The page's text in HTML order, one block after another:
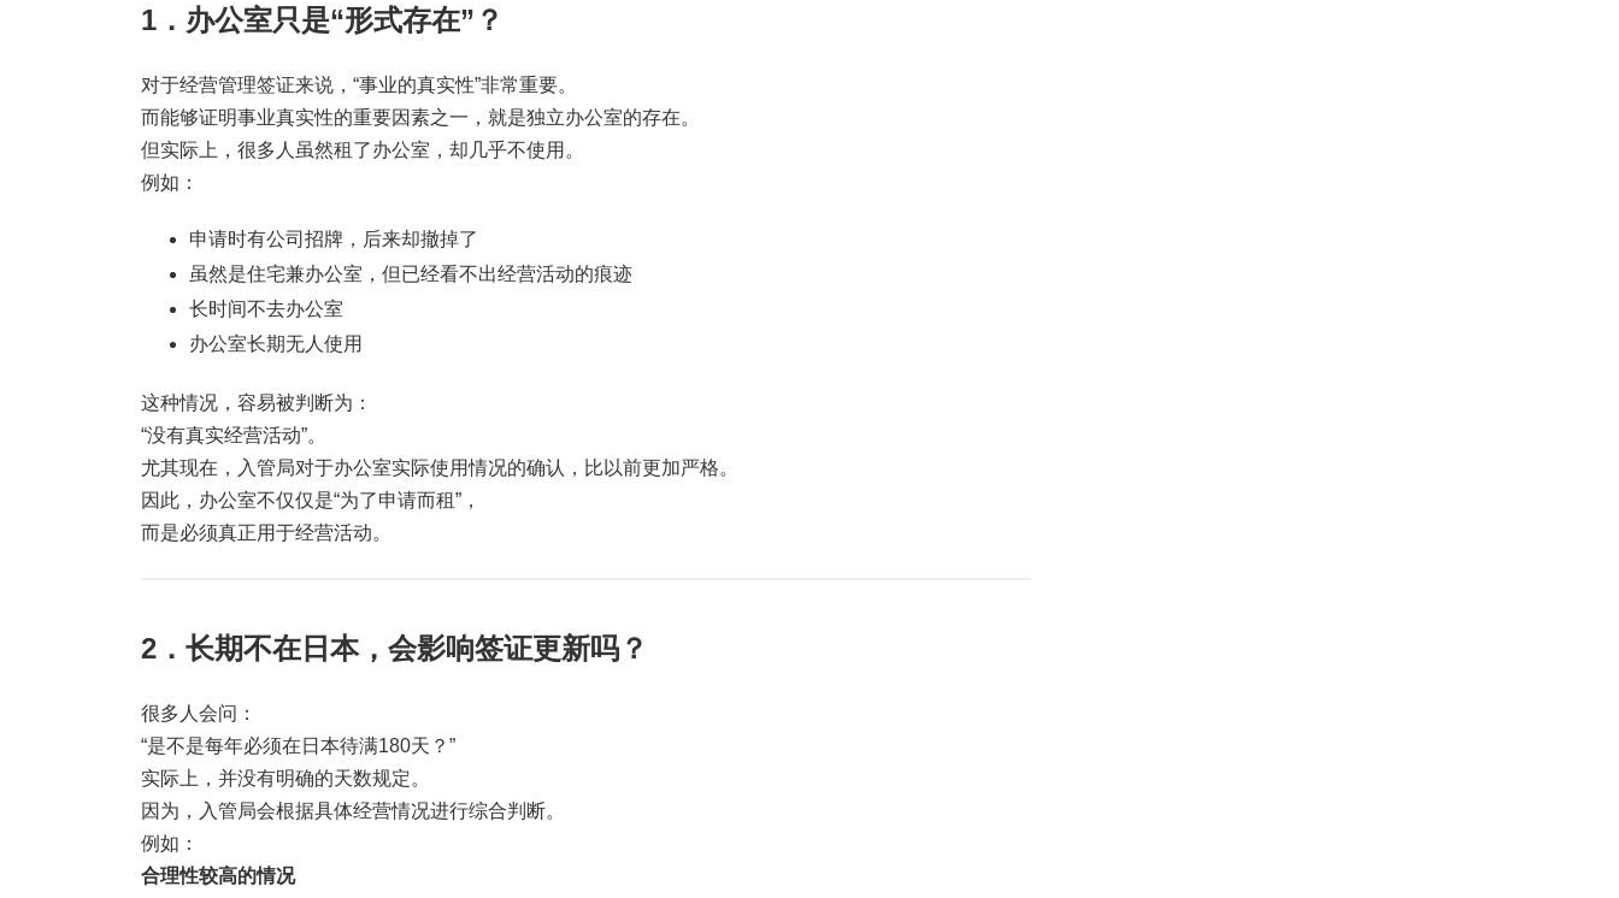
1．办公室只是“形式存在”？
对于经营管理签证来说，“事业的真实性”非常重要。
而能够证明事业真实性的重要因素之一，就是独立办公室的存在。
但实际上，很多人虽然租了办公室，却几乎不使用。
例如：
申请时有公司招牌，后来却撤掉了
虽然是住宅兼办公室，但已经看不出经营活动的痕迹
长时间不去办公室
办公室长期无人使用
这种情况，容易被判断为：
“没有真实经营活动”。
尤其现在，入管局对于办公室实际使用情况的确认，比以前更加严格。
因此，办公室不仅仅是“为了申请而租”，
而是必须真正用于经营活动。
2．长期不在日本，会影响签证更新吗？
很多人会问：
“是不是每年必须在日本待满180天？”
实际上，并没有明确的天数规定。
因为，入管局会根据具体经营情况进行综合判断。
例如：
合理性较高的情况